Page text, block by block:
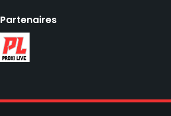
Partenaires